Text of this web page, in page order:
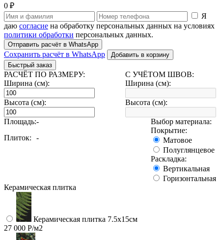
0 ₽
Я
даю согласие на обработку персональных данных на условиях
политики обработки персональных данных.
Отправить расчёт в WhatsApp
Сохранить расчёт в WhatsApp
Добавить в корзину
Быстрый заказ
РАСЧЁТ ПО РАЗМЕРУ:
Ширина (см):
Высота (см):
С УЧЁТОМ ШВОВ:
Ширина (см):
Высота (см):
Площадь:-
Плиток:
-
Выбор материала:
Покрытие:
Матовое
Полуглянцевое
Раскладка:
Вертикальная
Горизонтальная
Керамическая плитка
Керамическая плитка 7.5х15см
27 000 Р/м2